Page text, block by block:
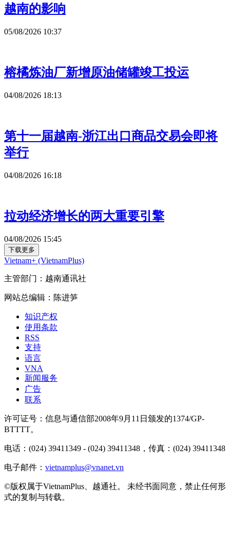
越南的影响
05/08/2026 10:37
榕橘炼油厂新增原油储罐竣工投运
04/08/2026 18:13
第十一届越南-浙江出口商品交易会即将
举行
04/08/2026 16:18
拉动经济增长的两大重要引擎
04/08/2026 15:45
下载更多
Vietnam+ (VietnamPlus)
主管部门：越南通讯社
网站总编辑：陈进笋
知识产权
使用条款
RSS
支持
语言
VNA
新闻服务
广告
联系
许可证号：信息与通信部2008年9月11日颁发的1374/GP-
BTTTT。
电话：(024) 39411349 - (024) 39411348，传真：(024) 39411348
电子邮件： vietnamplus@vnanet.vn
©版权属于VietnamPlus、越通社。 未经书面同意，禁止任何形
式的复制与转载。